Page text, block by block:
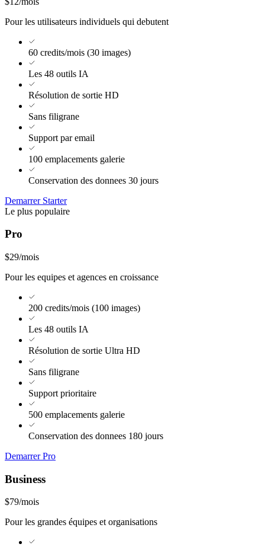
Pour les utilisateurs individuels qui debutent
60 credits/mois (30 images)
Les 48 outils IA
Résolution de sortie HD
Sans filigrane
Support par email
100 emplacements galerie
Conservation des donnees 30 jours
Demarrer Starter
Le plus populaire
Pro
$29/mois
Pour les equipes et agences en croissance
200 credits/mois (100 images)
Les 48 outils IA
Résolution de sortie Ultra HD
Sans filigrane
Support prioritaire
500 emplacements galerie
Conservation des donnees 180 jours
Demarrer Pro
Business
$79/mois
Pour les grandes équipes et organisations